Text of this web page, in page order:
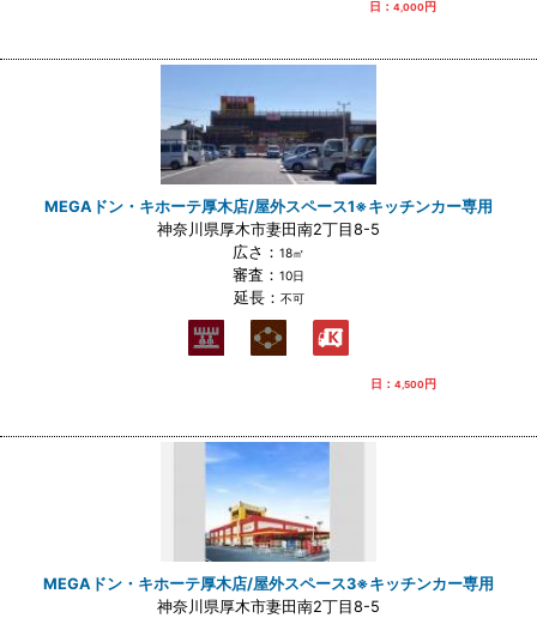
日： 4,000円
MEGAドン・キホーテ厚木店/屋外スペース1※キッチンカー専用
神奈川県厚木市妻田南2丁目8-5
広さ： 18㎡
審査： 10日
延長： 不可
日： 4,500円
MEGAドン・キホーテ厚木店/屋外スペース3※キッチンカー専用
神奈川県厚木市妻田南2丁目8-5